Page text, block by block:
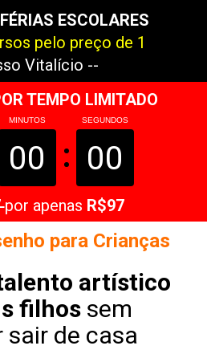
ESCOLARES
pelo preço de 1
Vitalício --
TEMPO LIMITADO
MINUTOS SEGUNDOS
00 00
por apenas R$97
para Crianças
artístico
filhos sem
sair de casa